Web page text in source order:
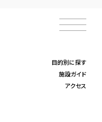
目的別に探す
施設ガイド
アクセス